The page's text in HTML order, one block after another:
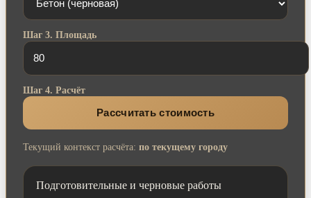
Шаг 3. Площадь
Шаг 4. Расчёт
Рассчитать стоимость
Текущий контекст расчёта: по текущему городу
Подготовительные и черновые работы